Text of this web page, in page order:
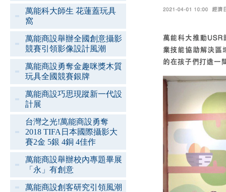
萬能科大師生 花蓮蓋玩具
窩
萬能商設舉辦全國創意攝影
競賽引領影像設計風潮
萬能商設勇奪金趣咪獎木質
玩具全國競賽銀牌
萬能商設巧思現蹤新一代設
計展
台灣之光!萬能商設勇奪
2018 TIFA日本國際攝影大
賽2金 5銀 4銅 4佳作
萬能商設舉辦校內專題畢展
「永」有創意
萬能商設創客研究引領風潮